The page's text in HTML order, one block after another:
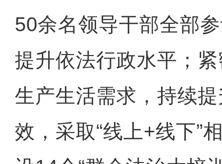
50余名领导干部全部
提升依法行政水平；
生产生活需求，持续
效，采取“线上+线下”